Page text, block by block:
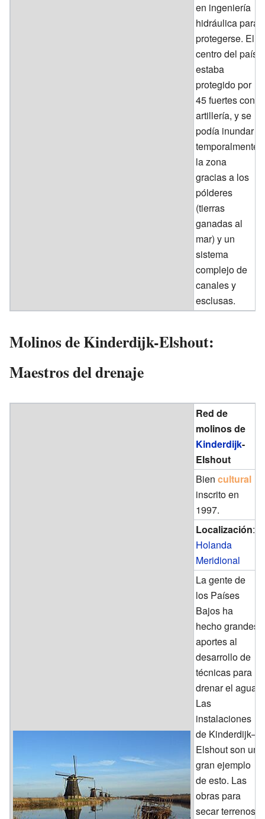
en ingeniería
hidráulica para
protegerse. El
centro del país
estaba
protegido por
45 fuertes con
artillería, y se
podía inundar
temporalmente
la zona
gracias a los
pólderes
(tierras
ganadas al
mar) y un
sistema
complejo de
canales y
esclusas.
Molinos de Kinderdijk-Elshout:
Maestros del drenaje
Red de
molinos de
Kinderdijk-
Elshout
Biencultural
inscrito en
1997.
Localización:
Holanda
Meridional
La gente de
los Países
Bajos ha
hecho grandes
aportes al
desarrollo de
técnicas para
drenar el agua.
Las
instalaciones
de Kinderdijk–
Elshout son un
gran ejemplo
de esto. Las
obras para
secar terrenos